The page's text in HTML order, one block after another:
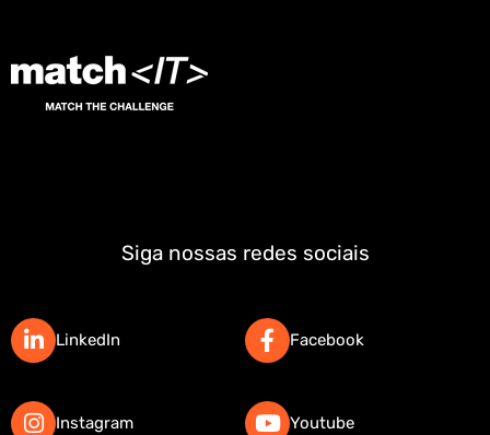
Siga nossas redes sociais
LinkedIn
Instagram
Facebook
Youtube